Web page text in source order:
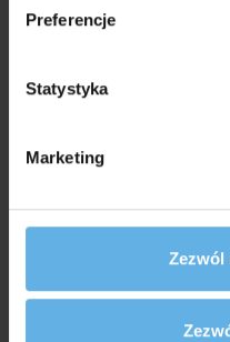
Preferencje
Statystyka
Marketing
Zezwól
Inne